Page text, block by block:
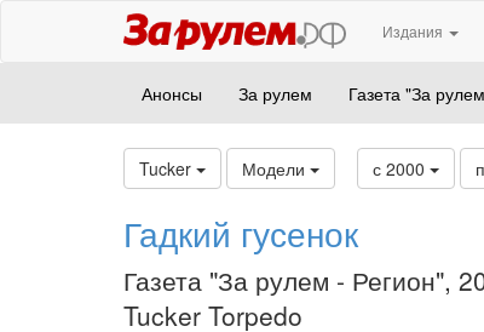
Издания
Анонсы За рулем Газета "За
Tucker Модели с 2000
Гадкий гусенок
Газета "За рулем - Регион",
Tucker Torpedo